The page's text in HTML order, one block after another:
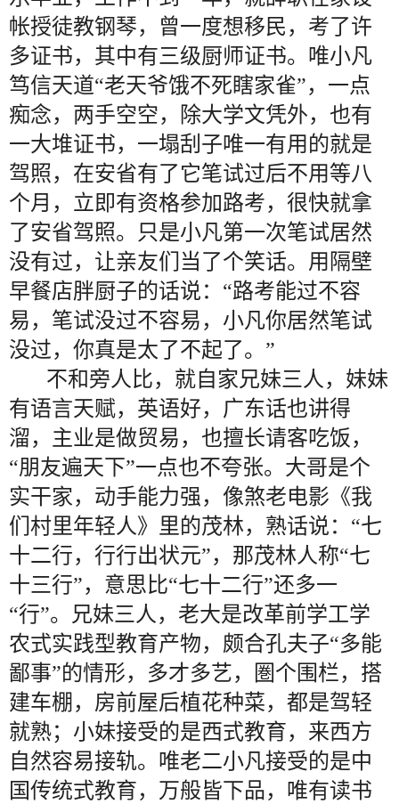
帐授徒教钢琴，曾一度想移民，考了许
多证书，其中有三级厨师证书。唯小凡
笃信天道“老天爷饿不死瞎家雀”，一点
痴念，两手空空，除大学文凭外，也有
一大堆证书，一塌刮子唯一有用的就是
驾照，在安省有了它笔试过后不用等八
个月，立即有资格参加路考，很快就拿
了安省驾照。只是小凡第一次笔试居然
没有过，让亲友们当了个笑话。用隔壁
早餐店胖厨子的话说：“路考能过不容
易，笔试没过不容易，小凡你居然笔试
没过，你真是太了不起了。”
不和旁人比，就自家兄妹三人，妹妹
有语言天赋，英语好，广东话也讲得
溜，主业是做贸易，也擅长请客吃饭，
“朋友遍天下”一点也不夸张。大哥是个
实干家，动手能力强，像煞老电影《我
们村里年轻人》里的茂林，熟话说：“七
十二行，行行出状元”，那茂林人称“七
十三行”，意思比“七十二行”还多一
“行”。兄妹三人，老大是改革前学工学
农式实践型教育产物，颇合孔夫子“多能
鄙事”的情形，多才多艺，圏个围栏，搭
建车棚，房前屋后植花种菜，都是驾轻
就熟；小妹接受的是西式教育，来西方
自然容易接轨。唯老二小凡接受的是中
国传统式教育，万般皆下品，唯有读书